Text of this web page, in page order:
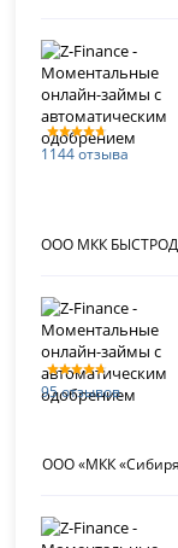
1144 отзыва
ООО МКК
95 отзывов
ООО «МКК